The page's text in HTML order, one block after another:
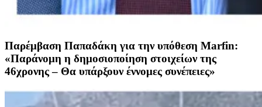
Παρέμβαση Παπαδάκη για την υπόθεση Marfin:
«Παράνομη η δημοσιοποίηση στοιχείων της
46χρονης – Θα υπάρξουν έννομες συνέπειες»